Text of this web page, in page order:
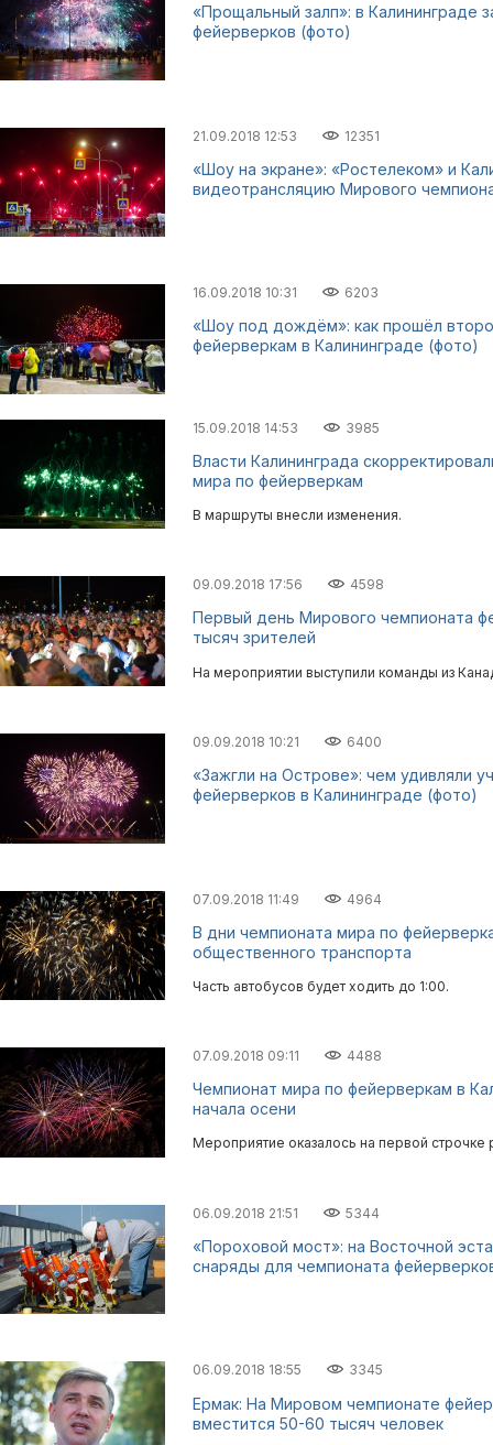
«Прощальный залп»: в Калининграде
фейерверков (фото)
21.09.2018 12:53 12351
«Шоу на экране»: «Ростелеком» и
видеотрансляцию Мирового
16.09.2018 10:31 6203
«Шоу под дождём»: как прошёл
фейерверкам в Калининграде (фото)
15.09.2018 14:53 3985
Власти Калининграда
мира по фейерверкам
В маршруты внесли изменения.
09.09.2018 17:56 4598
Первый день Мирового чемпионата
тысяч зрителей
На мероприятии выступили команды из
09.09.2018 10:21 6400
«Зажгли на Острове»: чем удивляли
фейерверков в Калининграде (фото)
07.09.2018 11:49 4964
В дни чемпионата мира по
общественного транспорта
Часть автобусов будет ходить до 1:00.
07.09.2018 09:11 4488
Чемпионат мира по фейерверкам в
начала осени
Мероприятие оказалось на первой строчке
06.09.2018 21:51 5344
«Пороховой мост»: на Восточной
снаряды для чемпионата
06.09.2018 18:55 3345
Ермак: На Мировом чемпионате
вместится 50-60 тысяч человек